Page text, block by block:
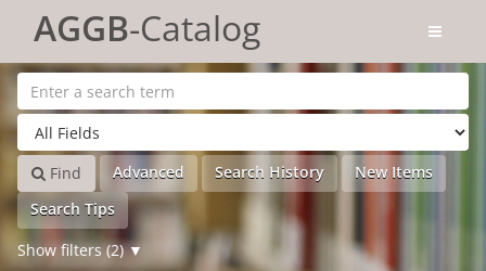
for search '
AGGB-Catalog
Find Advanced Search History
New Items
Search Tips
Show filters (2)